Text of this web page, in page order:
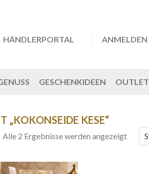
HÄNDLERPORTAL ANMELDEN
GESCHENKIDEEN OUTLET
„KOKONSEIDE KESE“
Alle 2 Ergebnisse werden angezeigt